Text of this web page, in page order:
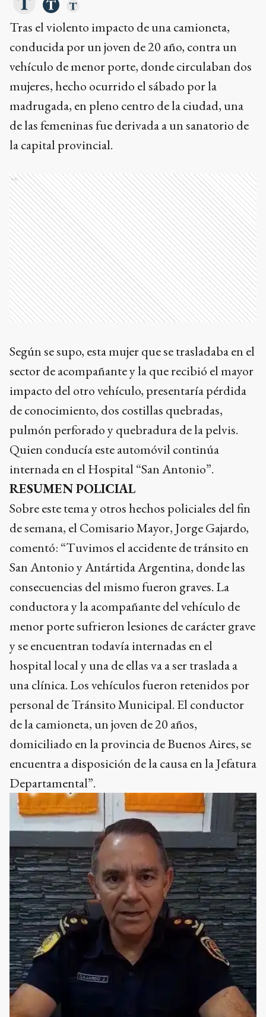
Tras el violento impacto de una camioneta,
conducida por un joven de 20 año, contra un
vehículo de menor porte, donde circulaban dos
mujeres, hecho ocurrido el sábado por la
madrugada, en pleno centro de la ciudad, una
de las femeninas fue derivada a un sanatorio de
la capital provincial.
Ads
Según se supo, esta mujer que se trasladaba en el
sector de acompañante y la que recibió el mayor
impacto del otro vehículo, presentaría pérdida
de conocimiento, dos costillas quebradas,
pulmón perforado y quebradura de la pelvis.
Quien conducía este automóvil continúa
internada en el Hospital “San Antonio”.
RESUMEN POLICIAL
Sobre este tema y otros hechos policiales del fin
de semana, el Comisario Mayor, Jorge Gajardo,
comentó: “Tuvimos el accidente de tránsito en
San Antonio y Antártida Argentina, donde las
consecuencias del mismo fueron graves. La
conductora y la acompañante del vehículo de
menor porte sufrieron lesiones de carácter grave
y se encuentran todavía internadas en el
hospital local y una de ellas va a ser traslada a
una clínica. Los vehículos fueron retenidos por
personal de Tránsito Municipal. El conductor
de la camioneta, un joven de 20 años,
domiciliado en la provincia de Buenos Aires, se
encuentra a disposición de la causa en la Jefatura
Departamental”.